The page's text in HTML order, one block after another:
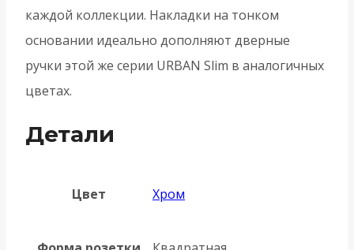
Хром
каждой коллекции. Накладки на тонком
основании идеально дополняют дверные
ручки этой же серии URBAN Slim в аналогичных
цветах.
Детали
Цвет Хром